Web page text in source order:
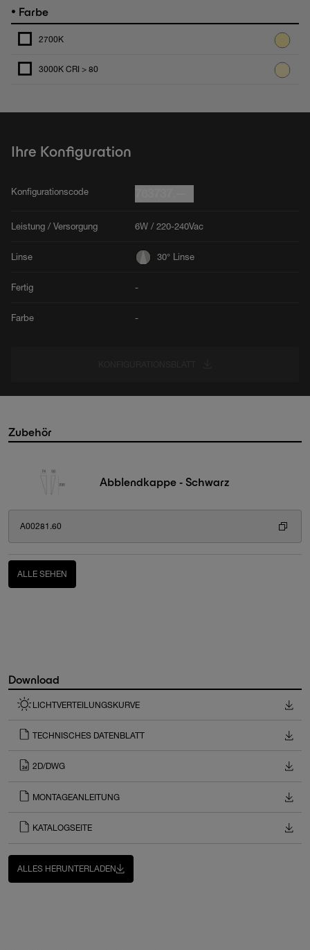
• Farbe
2700K
3000K CRI > 80
Ihre Konfiguration
Konfigurationscode
Leistung / Versorgung 6W / 220-240Vac
Linse 30° Linse
Fertig -
Farbe -
Zubehör
Abblendkappe - Schwarz
A00281.60
ALLE SEHEN
Download
LICHTVERTEILUNGSKURVE
TECHNISCHES DATENBLATT
2D/DWG
MONTAGEANLEITUNG
KATALOGSEITE
ALLES HERUNTERLADEN